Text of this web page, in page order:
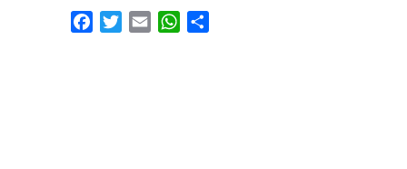
FacebookTwitter
Email WhatsApp